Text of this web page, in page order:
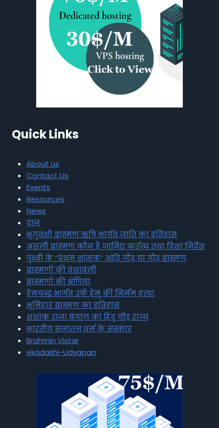
Quick Links
About us
Contact Us
Events
Resources
News
दान
भृगुवंशी ब्राह्मण ऋषि भार्गव जाति का इतिहास
असली ब्राह्मण कौन है जानिए कर्तव्य तथा दिशा निर्देश
पृथ्वी के “प्रथम शासक” आदि गौड़ या गौड़ ब्राह्मण
ब्राह्मणों की वंशावली
ब्राह्मणों की श्रेणियां
हेमचन्द्र भार्गव उर्फ हेमू की निर्मम हत्या
भूमिहार ब्राह्मण का इतिहास
शशांक राजा बंगाल का हिंदू गौड़ राज्य
भारतीय सनातन धर्म के संस्कार
Brahmin Vistar
ekadashi-Udyapan